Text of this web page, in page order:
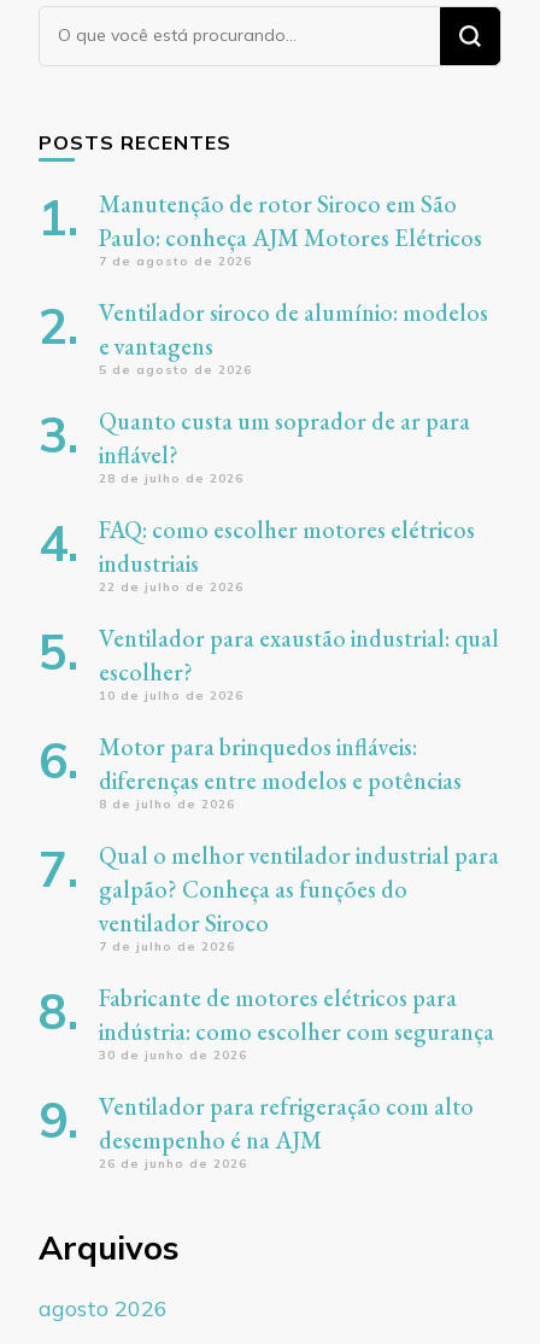
Procurando
algo?
POSTS RECENTES
Manutenção de rotor Siroco em São
Paulo: conheça AJM Motores Elétricos
7 de agosto de 2026
Ventilador siroco de alumínio: modelos
e vantagens
5 de agosto de 2026
Quanto custa um soprador de ar para
inflável?
28 de julho de 2026
FAQ: como escolher motores elétricos
industriais
22 de julho de 2026
Ventilador para exaustão industrial: qual
escolher?
10 de julho de 2026
Motor para brinquedos infláveis:
diferenças entre modelos e potências
8 de julho de 2026
Qual o melhor ventilador industrial para
galpão? Conheça as funções do
ventilador Siroco
7 de julho de 2026
Fabricante de motores elétricos para
indústria: como escolher com segurança
30 de junho de 2026
Ventilador para refrigeração com alto
desempenho é na AJM
26 de junho de 2026
Arquivos
agosto 2026